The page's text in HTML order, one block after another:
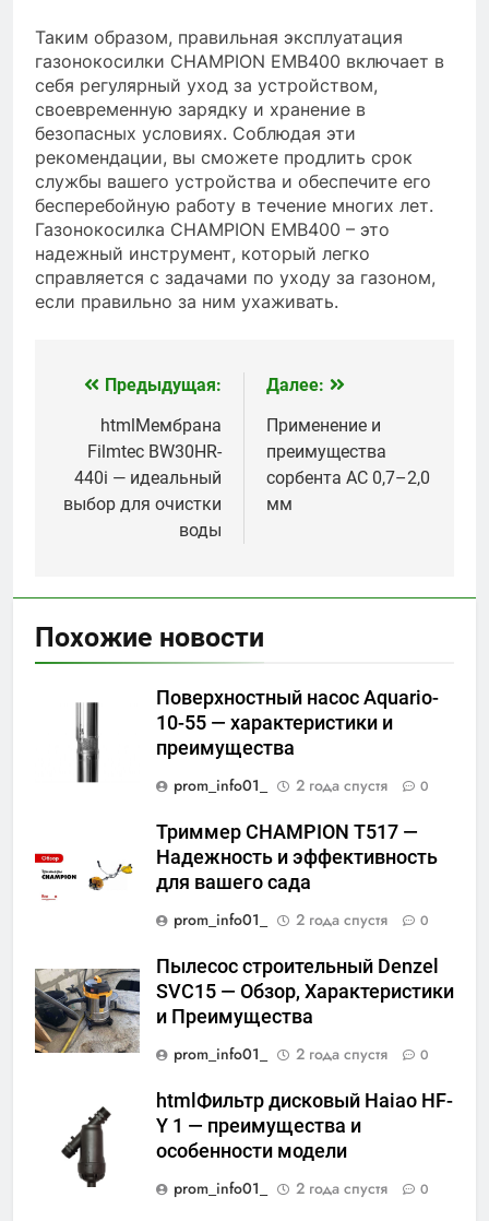
Таким образом, правильная эксплуатация
газонокосилки CHAMPION EMB400 включает в
себя регулярный уход за устройством,
своевременную зарядку и хранение в
безопасных условиях. Соблюдая эти
рекомендации, вы сможете продлить срок
службы вашего устройства и обеспечите его
бесперебойную работу в течение многих лет.
Газонокосилка CHAMPION EMB400 – это
надежный инструмент, который легко
справляется с задачами по уходу за газоном,
если правильно за ним ухаживать.
Навигация
записям
Предыдущая:
htmlМембрана
Filmtec BW30HR-
440i — идеальный
выбор для очистки
воды
Далее:
Применение и
преимущества
сорбента АС 0,7–2,0
мм
Похожие новости
Поверхностный насос Aquario-
10-55 — характеристики и
преимущества
prom_info01_
2 года спустя 0
Триммер CHAMPION Т517 —
Надежность и эффективность
для вашего сада
prom_info01_
2 года спустя 0
Пылесос строительный Denzel
SVC15 — Обзор, Характеристики
и Преимущества
prom_info01_
2 года спустя 0
htmlФильтр дисковый Haiao HF-
Y 1 — преимущества и
особенности модели
prom_info01_
2 года спустя 0